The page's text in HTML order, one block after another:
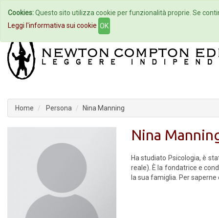
Home Autori Eventi
Home Persona Nina Manning
Nina
Ha studiato Psicologia, è
reale). È la fondatrice e
la sua famiglia. Per saperne
Cookies:Questo sito utilizza cookie per funzionalità proprie. Se
Leggi l'informativa sui cookie OK